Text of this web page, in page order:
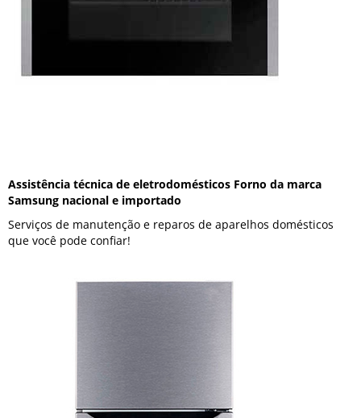
Assistência técnica de eletrodomésticos Forno da marca
Samsung nacional e importado
Serviços de manutenção e reparos de aparelhos domésticos
que você pode confiar!